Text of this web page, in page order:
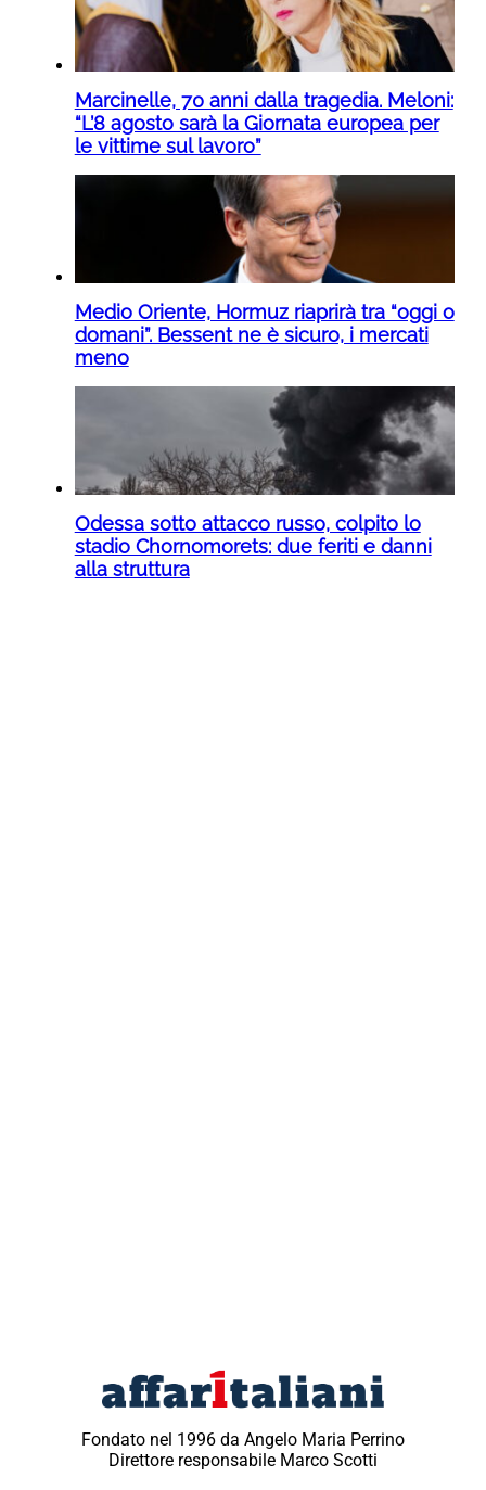
Marcinelle, 70 anni dalla tragedia. Meloni:
“L’8 agosto sarà la Giornata europea per
le vittime sul lavoro”
Medio Oriente, Hormuz riaprirà tra “oggi o
domani”. Bessent ne è sicuro, i mercati
meno
Odessa sotto attacco russo, colpito lo
stadio Chornomorets: due feriti e danni
alla struttura
Fondato nel 1996 da Angelo Maria Perrino
Direttore responsabile Marco Scotti